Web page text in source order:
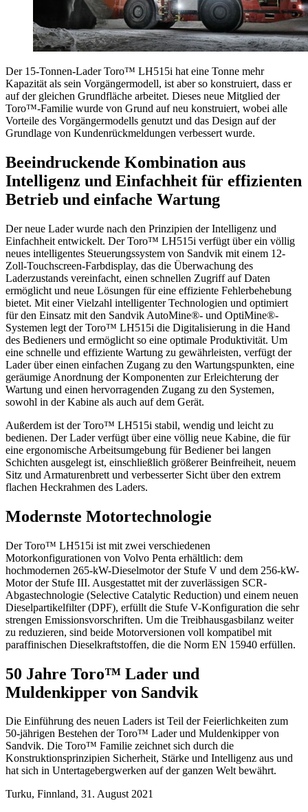
Der 15-Tonnen-Lader Toro™ LH515i hat eine Tonne mehr
Kapazität als sein Vorgängermodell, ist aber so konstruiert, dass er
auf der gleichen Grundfläche arbeitet. Dieses neue Mitglied der
Toro™-Familie wurde von Grund auf neu konstruiert, wobei alle
Vorteile des Vorgängermodells genutzt und das Design auf der
Grundlage von Kundenrückmeldungen verbessert wurde.
Beeindruckende Kombination aus
Intelligenz und Einfachheit für effizienten
Betrieb und einfache Wartung
Der neue Lader wurde nach den Prinzipien der Intelligenz und
Einfachheit entwickelt. Der Toro™ LH515i verfügt über ein völlig
neues intelligentes Steuerungssystem von Sandvik mit einem 12-
Zoll-Touchscreen-Farbdisplay, das die Überwachung des
Laderzustands vereinfacht, einen schnellen Zugriff auf Daten
ermöglicht und neue Lösungen für eine effiziente Fehlerbehebung
bietet. Mit einer Vielzahl intelligenter Technologien und optimiert
für den Einsatz mit den Sandvik AutoMine®- und OptiMine®-
Systemen legt der Toro™ LH515i die Digitalisierung in die Hand
des Bedieners und ermöglicht so eine optimale Produktivität. Um
eine schnelle und effiziente Wartung zu gewährleisten, verfügt der
Lader über einen einfachen Zugang zu den Wartungspunkten, eine
geräumige Anordnung der Komponenten zur Erleichterung der
Wartung und einen hervorragenden Zugang zu den Systemen,
sowohl in der Kabine als auch auf dem Gerät.
Außerdem ist der Toro™ LH515i stabil, wendig und leicht zu
bedienen. Der Lader verfügt über eine völlig neue Kabine, die für
eine ergonomische Arbeitsumgebung für Bediener bei langen
Schichten ausgelegt ist, einschließlich größerer Beinfreiheit, neuem
Sitz und Armaturenbrett und verbesserter Sicht über den extrem
flachen Heckrahmen des Laders.
Modernste Motortechnologie
Der Toro™ LH515i ist mit zwei verschiedenen
Motorkonfigurationen von Volvo Penta erhältlich: dem
hochmodernen 265-kW-Dieselmotor der Stufe V und dem 256-kW-
Motor der Stufe III. Ausgestattet mit der zuverlässigen SCR-
Abgastechnologie (Selective Catalytic Reduction) und einem neuen
Dieselpartikelfilter (DPF), erfüllt die Stufe V-Konfiguration die sehr
strengen Emissionsvorschriften. Um die Treibhausgasbilanz weiter
zu reduzieren, sind beide Motorversionen voll kompatibel mit
paraffinischen Dieselkraftstoffen, die die Norm EN 15940 erfüllen.
50 Jahre Toro™ Lader und
Muldenkipper von Sandvik
Die Einführung des neuen Laders ist Teil der Feierlichkeiten zum
50-jährigen Bestehen der Toro™ Lader und Muldenkipper von
Sandvik. Die Toro™ Familie zeichnet sich durch die
Konstruktionsprinzipien Sicherheit, Stärke und Intelligenz aus und
hat sich in Untertagebergwerken auf der ganzen Welt bewährt.
Turku, Finnland, 31. August 2021